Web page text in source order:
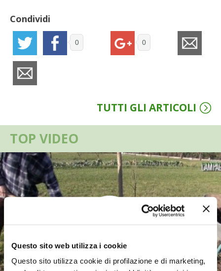
Questo sito web utilizza i cookie
Questo sito utilizza cookie di profilazione e di marketing,
COLTIVARE L’OLIVO
CORMIK
VIGNETO BIO
VERONESI
RIMANI A CONTATTO CON LA NATURA
CRESCERE INSIEME
VITA IN CAMPAGNA LA FIERA
NATURALMENTE
Condividi
0 0
TUTTI GLI ARTICOLI
TOP VIDEO